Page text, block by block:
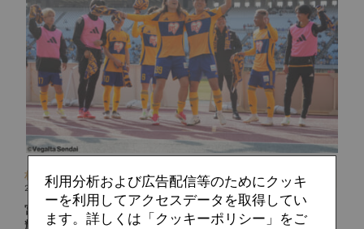
村林 いづみ
2025.04.02
宮崎鴻は仙台でもっと大きく羽ばたく！仲間と共存しながら
輝く令和を生きる大型FWの横顔
利用分析および広告配信等のためにクッキ
ーを利用してアクセスデータを取得してい
ます。詳しくは「クッキーポリシー」をご